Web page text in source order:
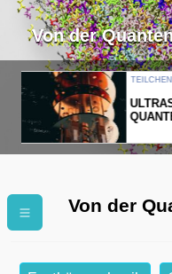
Von der
Von der